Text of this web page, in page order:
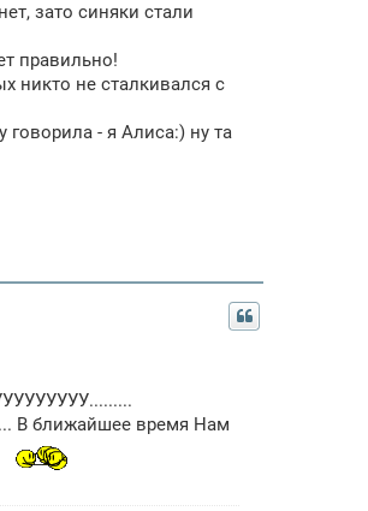
зато синяки стали
правильно!
никто не сталкивался с
говорила - я Алиса:) ну та
В ближайшее время Нам